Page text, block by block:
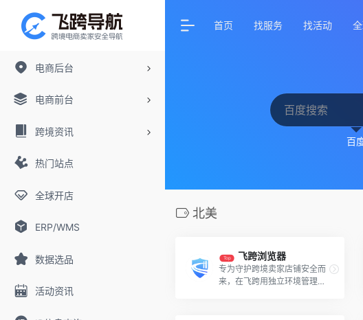
电商后台
电商前台
跨境资讯
热门站点
全球开店
ERP/WMS
数据选品
活动资讯
首页 找服务 找活动
百
北美
Top 飞跨浏览器
专为守护跨境卖家店铺安全而
来，在飞跨用独立环境管理每